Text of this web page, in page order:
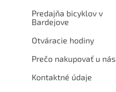
Predajňa bicyklov v
Bardejove
Otváracie hodiny
Prečo nakupovať u nás
Kontaktné údaje